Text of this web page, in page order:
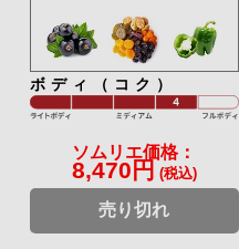
ボディ（コク）
ソムリエ価格：
8,470円 (税込)
売り切れ